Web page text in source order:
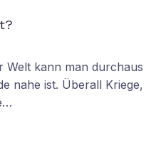
Welt kann man durchaus
nahe ist. Überall Kriege,